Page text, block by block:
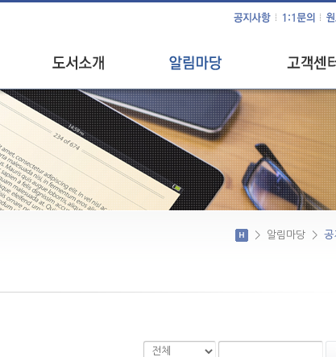
신간안내
베스트셀러
브랜드별 도서
공지사항
사회 공헌 활동
이달의 이슈
1:1문의
원고투고
> 알림마당 > 공